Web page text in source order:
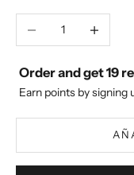
Reducir cantidad
Order and get19
Earn points by signing